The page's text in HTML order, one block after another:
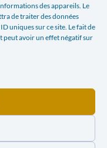
des appareils. Le
de traiter des données
uniques sur ce site. Le fait de
peut avoir un effet négatif sur
SAINT-PIERRE, 208 À 1040